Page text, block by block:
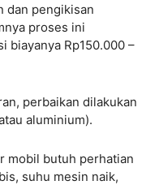
dan pengikisan
proses ini
biayanya Rp150.000 –
perbaikan dilakukan
aluminium).
mobil butuh perhatian
suhu mesin naik,